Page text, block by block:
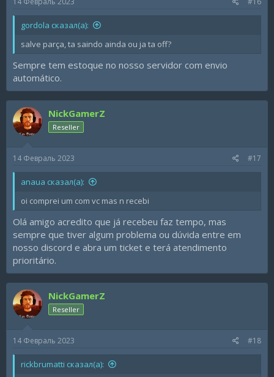
:
gordola сказал(а):
salve parça, ta saindo ainda ou ja ta off?
Sempre tem estoque no nosso servidor com envio
automático.
NickGamerZ
Reseller
14 Февраль 2023 #17
anaua сказал(а):
oi comprei um com vc mas n recebi
Olá amigo acredito que já recebeu faz tempo, mas
sempre que tiver algum problema ou dúvida entre em
nosso discord e abra um ticket e terá atendimento
prioritário.
NickGamerZ
Reseller
14 Февраль 2023 #18
rickbrumatti сказал(а):